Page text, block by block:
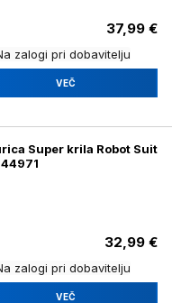
37,99 €
zalogi pri dobavitelju
VEČ
Super krila Robot Suit
32,99 €
zalogi pri dobavitelju
VEČ